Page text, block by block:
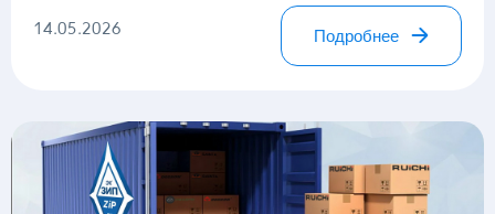
14.05.2026 Подробнее